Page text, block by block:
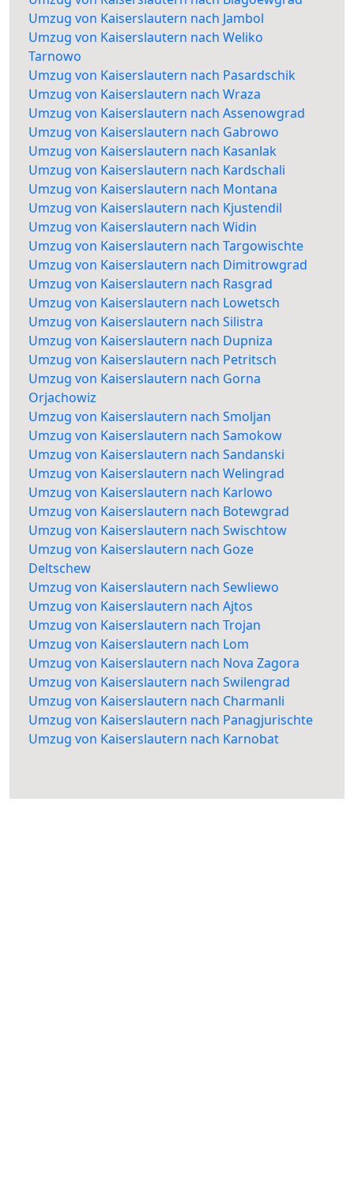
Umzug von Kaiserslautern nach Jambol
Umzug von Kaiserslautern nach Weliko
Tarnowo
Umzug von Kaiserslautern nach Pasardschik
Umzug von Kaiserslautern nach Wraza
Umzug von Kaiserslautern nach Assenowgrad
Umzug von Kaiserslautern nach Gabrowo
Umzug von Kaiserslautern nach Kasanlak
Umzug von Kaiserslautern nach Kardschali
Umzug von Kaiserslautern nach Montana
Umzug von Kaiserslautern nach Kjustendil
Umzug von Kaiserslautern nach Widin
Umzug von Kaiserslautern nach Targowischte
Umzug von Kaiserslautern nach Dimitrowgrad
Umzug von Kaiserslautern nach Rasgrad
Umzug von Kaiserslautern nach Lowetsch
Umzug von Kaiserslautern nach Silistra
Umzug von Kaiserslautern nach Dupniza
Umzug von Kaiserslautern nach Petritsch
Umzug von Kaiserslautern nach Gorna
Orjachowiz
Umzug von Kaiserslautern nach Smoljan
Umzug von Kaiserslautern nach Samokow
Umzug von Kaiserslautern nach Sandanski
Umzug von Kaiserslautern nach Welingrad
Umzug von Kaiserslautern nach Karlowo
Umzug von Kaiserslautern nach Botewgrad
Umzug von Kaiserslautern nach Swischtow
Umzug von Kaiserslautern nach Goze
Deltschew
Umzug von Kaiserslautern nach Sewliewo
Umzug von Kaiserslautern nach Ajtos
Umzug von Kaiserslautern nach Trojan
Umzug von Kaiserslautern nach Lom
Umzug von Kaiserslautern nach Nova Zagora
Umzug von Kaiserslautern nach Swilengrad
Umzug von Kaiserslautern nach Charmanli
Umzug von Kaiserslautern nach Panagjurischte
Umzug von Kaiserslautern nach Karnobat